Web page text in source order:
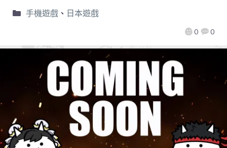
0 0
手機遊戲、 日本遊戲